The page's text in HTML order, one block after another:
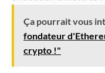
Ça pourrait vous
fondateur
crypto !"